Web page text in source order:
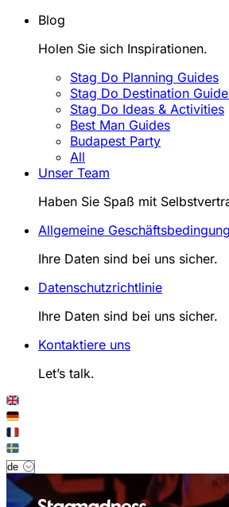
Blog
Holen Sie sich Inspirationen.
Stag Do Planning Guides
Stag Do Destination
Stag Do Ideas & Activities
Best Man Guides
Budapest Party
All
Unser Team
Haben Sie Spaß mit
Allgemeine
Ihre Daten sind bei uns sicher.
Datenschutzrichtlinie
Ihre Daten sind bei uns sicher.
Kontaktiere uns
Let’s talk.